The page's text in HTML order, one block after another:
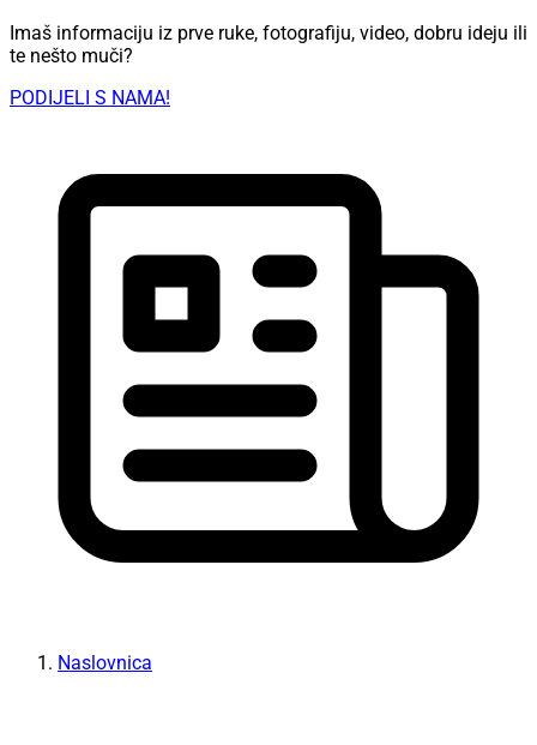
Imaš informaciju iz prve ruke, fotografiju, video, dobru ideju ili
te nešto muči?
PODIJELI S NAMA!
Naslovnica